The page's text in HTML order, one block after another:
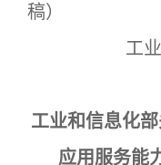
稿）
工业
工业和信息化
应用服务能